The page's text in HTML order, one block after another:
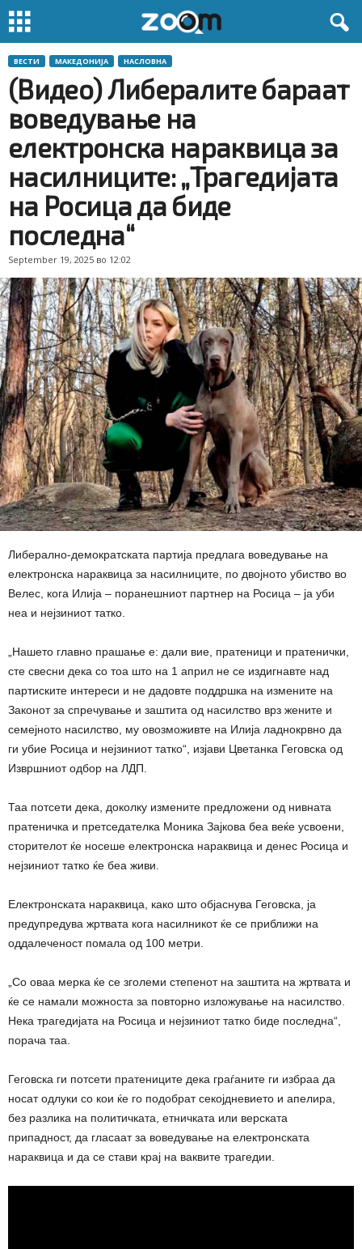
ВЕСТИ МАКЕДОНИЈА НАСЛОВНА
(Видео) Либералите бараат
воведување на
електронска нараквица за
насилниците: „Трагедијата
на Росица да биде
последна“
September 19, 2025 во 12:02
Либерално-демократската партија предлага воведување на
електронска нараквица за насилниците, по двојното убиство во
Велес, кога Илија – поранешниот партнер на Росица – ја уби
неа и нејзиниот татко.
„Нашето главно прашање е: дали вие, пратеници и пратенички,
сте свесни дека со тоа што на 1 април не се издигнавте над
партиските интереси и не дадовте поддршка на измените на
Законот за спречување и заштита од насилство врз жените и
семејното насилство, му овозможивте на Илија ладнокрвно да
ги убие Росица и нејзиниот татко“, изјави Цветанка Геговска од
Извршниот одбор на ЛДП.
Таа потсети дека, доколку измените предложени од нивната
пратеничка и претседателка Моника Зајкова беа веќе усвоени,
сторителот ќе носеше електронска нараквица и денес Росица и
нејзиниот татко ќе беа живи.
Електронската нараквица, како што објаснува Геговска, ја
предупредува жртвата кога насилникот ќе се приближи на
оддалеченост помала од 100 метри.
„Со оваа мерка ќе се зголеми степенот на заштита на жртвата и
ќе се намали можноста за повторно изложување на насилство.
Нека трагедијата на Росица и нејзиниот татко биде последна“,
порача таа.
Геговска ги потсети пратениците дека граѓаните ги избраа да
носат одлуки со кои ќе го подобрат секојдневието и апелира,
без разлика на политичката, етничката или верската
припадност, да гласаат за воведување на електронската
нараквица и да се стави крај на ваквите трагедии.